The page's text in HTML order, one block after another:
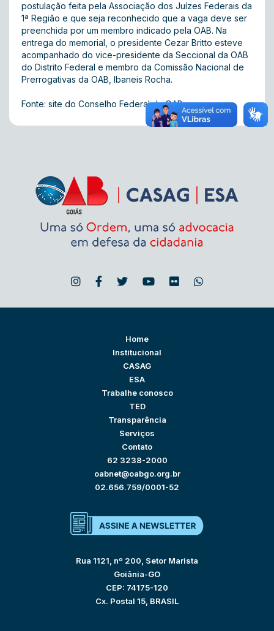
postulação feita pela Associação dos Juízes Federais da
1ª Região e que seja reconhecido que a vaga deve ser
preenchida por um membro indicado pela OAB. Na
entrega do memorial, o presidente Cezar Britto esteve
acompanhado do vice-presidente da Seccional da OAB
do Distrito Federal e membro da Comissão Nacional de
Prerrogativas da OAB, Ibaneis Rocha.
Fonte: site do Conselho Federal da OAB
Home
Institucional
CASAG
ESA
Trabalhe conosco
TED
Transparência
Serviços
Contato
62 3238-2000
oabnet@oabgo.org.br
02.656.759/0001-52
Rua 1121, nº 200, Setor Marista
Goiânia-GO
CEP: 74175-120
Cx. Postal 15, BRASIL